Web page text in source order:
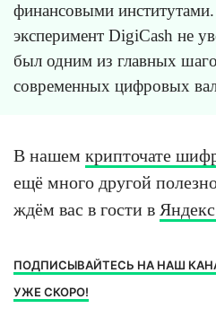
финансовыми
эксперимент DigiCash не
был одним из главных
современных цифровых
В нашем крипточате
ещё много другой
ждём вас в гости в
ПОДПИСЫВАЙТЕСЬ НА НАШ
УЖЕ СКОРО!